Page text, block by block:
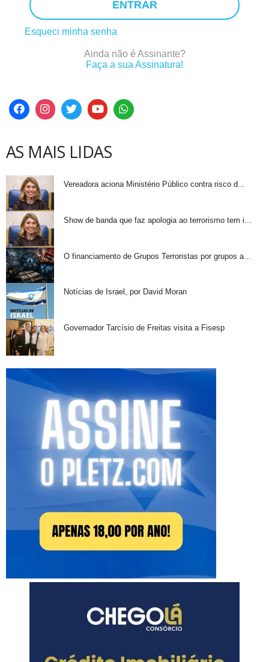
ENTRAR
Esqueci minha senha
Ainda não é Assinante?
Faça a sua Assinatura!
AS MAIS LIDAS
Vereadora aciona Ministério Público contra risco d...
Show de banda que faz apologia ao terrorismo tem i...
O financiamento de Grupos Terroristas por grupos a...
Notícias de Israel, por David Moran
Governador Tarcísio de Freitas visita a Fisesp